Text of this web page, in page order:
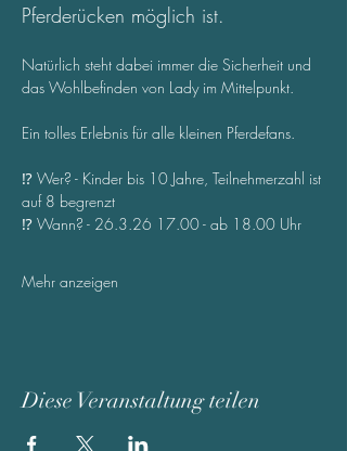
Pferderücken möglich ist.
Natürlich steht dabei immer die Sicherheit und
das Wohlbefinden von Lady im Mittelpunkt.
Ein tolles Erlebnis für alle kleinen Pferdefans.
⁉️ Wer? - Kinder bis 10 Jahre, Teilnehmerzahl ist
auf 8 begrenzt
⁉️ Wann? - 26.3.26 17.00 - ab 18.00 Uhr
Mehr anzeigen
Diese Veranstaltung teilen